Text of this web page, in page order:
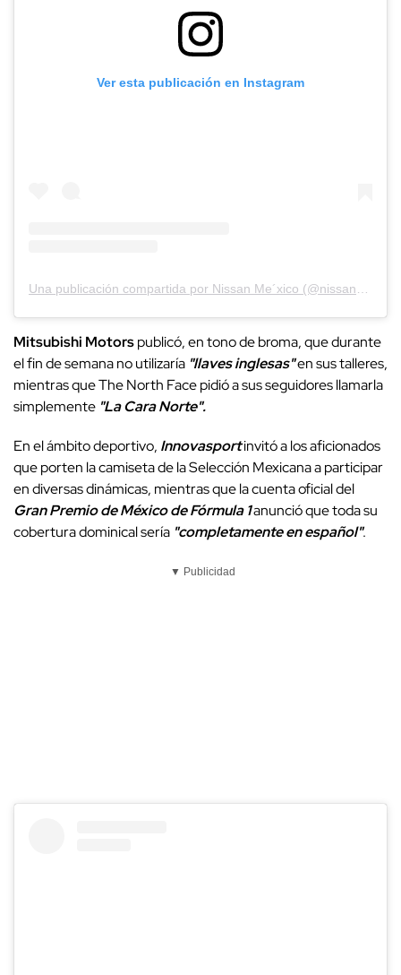
Ver esta publicación en Instagram
Mitsubishi Motorspublicó, en tono de broma, que durante
el fin de semana no utilizaría "llaves inglesas"en sus talleres,
mientras que The North Face pidió a sus seguidores llamarla
simplemente "La Cara Norte".
En el ámbito deportivo, Innovasportinvitó a los aficionados
que porten la camiseta de la Selección Mexicana a participar
en diversas dinámicas, mientras que la cuenta oficial del
Gran Premio de México de Fórmula 1anunció que toda su
cobertura dominical sería "completamente en español".
▼ Publicidad